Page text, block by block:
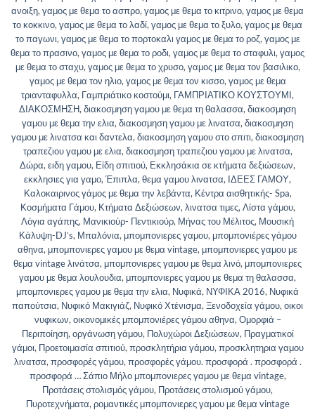
ανοιξη, γαμος με θεμα το ασπρο, γαμος με θεμα το κιτρινο, γαμος με θεμα
το κοκκινο, γαμος με θεμα το λαδί, γαμος με θεμα το ξυλο, γαμος με θεμα
το παγωνι, γαμος με θεμα το πορτοκαλι γαμος με θεμα το ροζ, γαμος με
θεμα το πρασινο, γαμος με θεμα το ροδι, γαμος με θεμα το σταφυλι, γαμος
με θεμα το σταχυ, γαμος με θεμα το χρυσο, γαμος με θεμα τον βασιλικο,
γαμος με θεμα τον ηλιο, γαμος με θεμα τον κισσο, γαμος με θεμα
τριανταφυλλα, Γαμπριάτικο κοστούμι, ΓΑΜΠΡΙΑΤΙΚΟ ΚΟΥΣΤΟΥΜΙ,
ΔΙΑΚΟΣΜΗΣΗ, διακοσμηση γαμου με θεμα τη θαλασσα, διακοσμηση
γαμου με θεμα την ελια, διακοσμηση γαμου με λινατσα, διακοσμηση
γαμου με λινατσα και δαντελα, διακοσμηση γαμου στο σπιτι, διακοσμηση
τραπεζιου γαμου με ελια, διακοσμηση τραπεζιου γαμου με λινατσα,
Δώρα, ειδη γαμου, Είδη σπιτιού, Εκκλησάκια σε κτήματα δεξιώσεων,
εκκλησιες για γαμο, Έπιπλα, θεμα γαμου λινατσα, ΙΔΕΕΣ ΓΑΜΟΥ,
Καλοκαιρινος γάμος με θεμα την λεβάντα, Κέντρα αισθητικής- Spa,
Κοσμήματα Γάμου, Κτήματα Δεξιώσεων, λινατσα τιμες, Λίστα γάμου,
Λόγια αγάπης, Μανικιούρ- Πεντικιούρ, Μήνας του Μέλιτος, Μουσική
Κάλυψη-DJ’s, Μπαλόνια, μπομπονιερες γαμου, μπομπονιέρες γάμου
αθηνα, μπομπονιερες γαμου με θεμα vintage, μπομπονιερες γαμου με
θεμα vintage λινάτσα, μπομπονιερες γαμου με θεμα λινό, μπομπονιερες
γαμου με θεμα λουλουδια, μπομπονιερες γαμου με θεμα τη θαλασσα,
μπομπονιερες γαμου με θεμα την ελια, Νυφικά, ΝΥΦΙΚΑ 2016, Νυφικά
παπούτσια, Νυφικό Μακιγιάζ, Νυφικό Χτένισμα, Ξενοδοχεία γάμου, οικοι
νυφικων, οικονομικές μπομπονιέρες γάμου αθηνα, Ομορφιά –
Περιποίηση, οργάνωση γάμου, Πολυχώροι Δεξιώσεων, Πραγματικοί
γάμοι, Προετοιμασία σπιτιού, προσκλητήρια γάμου, προσκλητηρια γαμου
λινατσα, προσφορές γάμου, προσφορές γάμου. προσφορά . προσφορά .
προσφορά … Σάπιο Μήλο μπομπονιερες γαμου με θεμα vintage,
Προτάσεις στολισμός γάμου, Προτάσεις στολισμού γάμου,
Πυροτεχνήματα, ρομαντικές μπομπονιερες γαμου με θεμα vintage